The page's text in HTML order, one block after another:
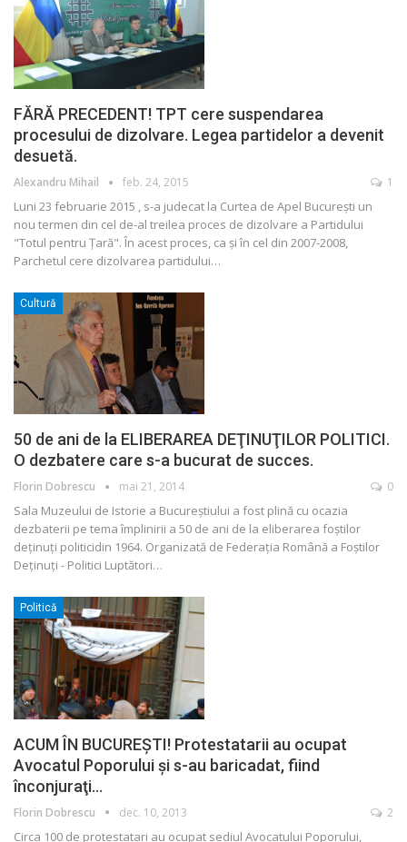
FĂRĂ PRECEDENT! TPT cere suspendarea
procesului de dizolvare. Legea partidelor a devenit
desuetă.
Alexandru Mihail feb. 24, 2015 1
Luni 23 februarie 2015 , s-a judecat la Curtea de Apel Bucureşti un
nou termen din cel de-al treilea proces de dizolvare a Partidului
"Totul pentru Ţară". În acest proces, ca şi în cel din 2007-2008,
Parchetul cere dizolvarea partidului…
Cultură
50 de ani de la ELIBERAREA DEŢINUŢILOR POLITICI.
O dezbatere care s-a bucurat de succes.
Florin Dobrescu mai 21, 2014 0
Sala Muzeului de Istorie a Bucureştiului a fost plină cu ocazia
dezbaterii pe tema împlinirii a 50 de ani de la eliberarea foştilor
deţinuţi politicidin 1964. Organizată de Federaţia Română a Foştilor
Deţinuţi - Politici Luptători…
Politică
ACUM ÎN BUCUREŞTI! Protestatarii au ocupat
Avocatul Poporului şi s-au baricadat, fiind
înconjuraţi…
Florin Dobrescu dec. 10, 2013 2
Circa 100 de protestatari au ocupat sediul Avocatului Poporului,